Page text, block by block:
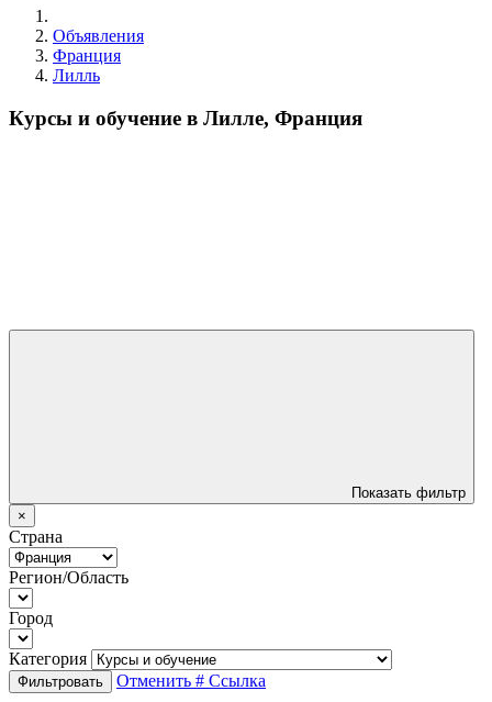
Объявления
Франция
Лилль
Курсы и обучение в Лилле, Франция
Показать фильтр
×
Страна
Регион/Область
Город
Категория
Фильтровать Отменить # Ссылка